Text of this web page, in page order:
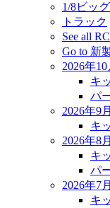
1/8ビッ
トラック
See all
Go to 新
2026年
キ
パ
2026年9
キ
2026年8
キ
パ
2026年7
キ